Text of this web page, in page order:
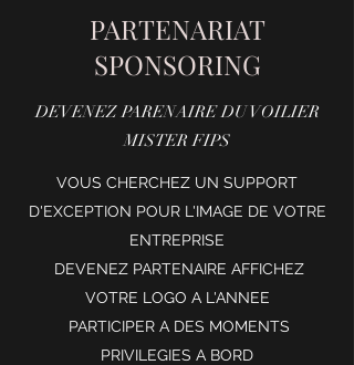
PARTENARIAT
SPONSORING
DEVENEZ PARENAIRE DU VOILIER
MISTER FIPS
VOUS CHERCHEZ UN SUPPORT
D'EXCEPTION POUR L'IMAGE DE VOTRE
ENTREPRISE
DEVENEZ PARTENAIRE AFFICHEZ
VOTRE LOGO A L'ANNEE
PARTICIPER A DES MOMENTS
PRIVILEGIES A BORD